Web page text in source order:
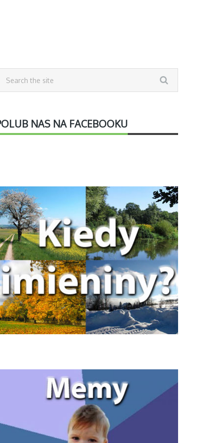
NAS NA FACEBOOKU